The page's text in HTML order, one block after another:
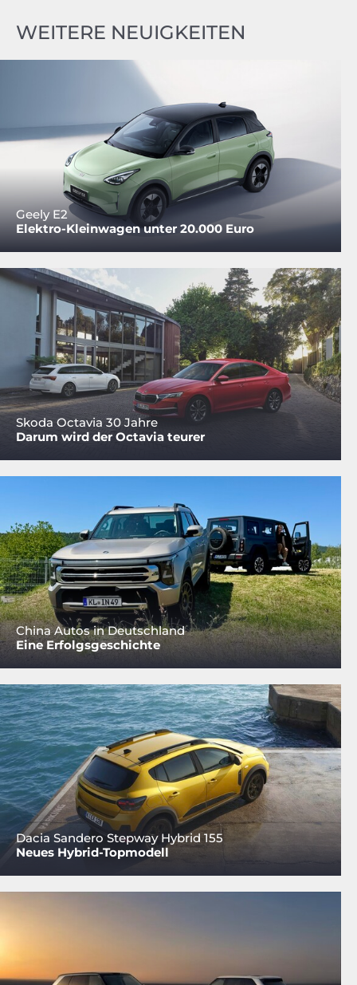
WEITERE NEUIGKEITEN
Geely E2
Elektro-Kleinwagen unter 20.000 Euro
Skoda Octavia 30 Jahre
Darum wird der Octavia teurer
China Autos in Deutschland
Eine Erfolgsgeschichte
Dacia Sandero Stepway Hybrid 155
Neues Hybrid-Topmodell